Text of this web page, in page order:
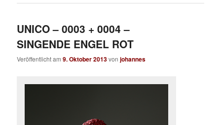
UNICO – 0003 + 0004 –
SINGENDE ENGEL ROT
Veröffentlicht am9. Oktober 2013vonjohannes